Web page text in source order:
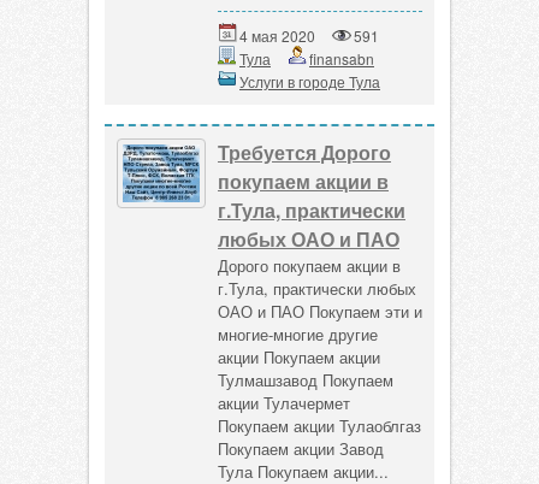
4 мая 2020
591
Тула
finansabn
Услуги в городе Тула
Требуется Дорого
покупаем акции в
г.Тула, практически
любых ОАО и ПАО
Дорого покупаем акции в
г.Тула, практически любых
ОАО и ПАО Покупаем эти и
многие-многие другие
акции Покупаем акции
Тулмашзавод Покупаем
акции Тулачермет
Покупаем акции Тулаоблгаз
Покупаем акции Завод
Тула Покупаем акции...